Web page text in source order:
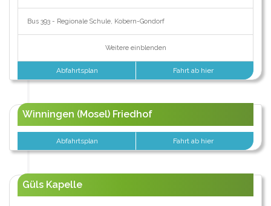
Bus 393 - Regionale Schule, Kobern-Gondorf
Weitere einblenden
Abfahrtsplan Fahrt ab hier
Winningen (Mosel) Friedhof
Abfahrtsplan Fahrt ab hier
Güls Kapelle